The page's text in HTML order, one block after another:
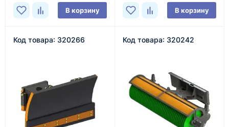
В корзину В корзину
Код товара: 320266 Код товара: 320242